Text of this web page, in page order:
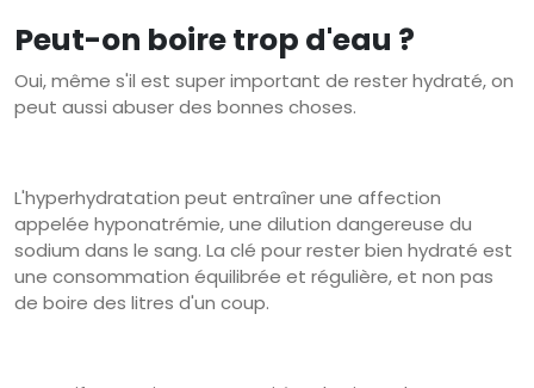
Peut-on boire trop d'eau ?
Oui, même s'il est super important de rester hydraté, on
peut aussi abuser des bonnes choses.
L'hyperhydratation peut entraîner une affection
appelée hyponatrémie, une dilution dangereuse du
sodium dans le sang. La clé pour rester bien hydraté est
une consommation équilibrée et régulière, et non pas
de boire des litres d'un coup.